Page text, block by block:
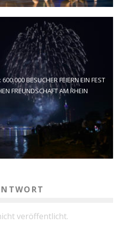
BESUCHER FEIERN EIN FEST
FREUNDSCHAFT AM RHEIN
veröffentlicht.